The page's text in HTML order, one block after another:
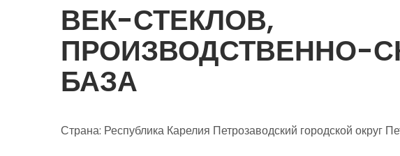
ВЕК-СТЕКЛОВ,
ПРОИЗВОДСТВЕННО-
БАЗА
Страна: Республика Карелия Петрозаводский городской округ